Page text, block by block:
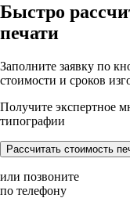
Быстро
печати
Заполните заявку по
стоимости и сроков
Получите экспертное
типографии
Рассчитать стоимость
или позвоните
по телефону